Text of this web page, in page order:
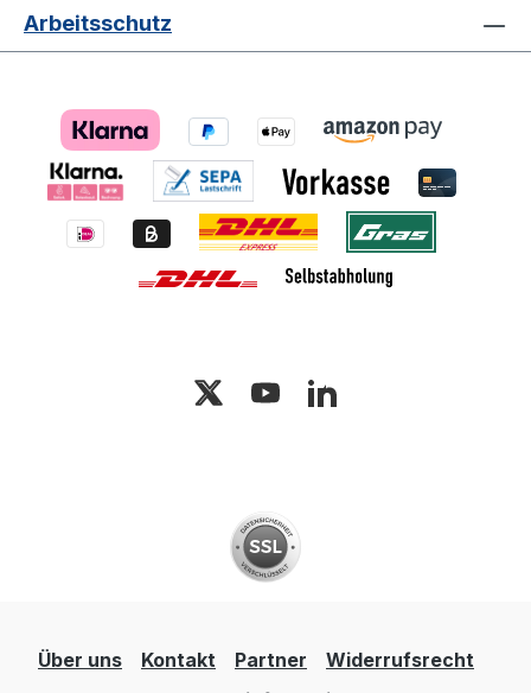
Arbeitsschutz
Über uns Kontakt Partner
Widerrufsrecht